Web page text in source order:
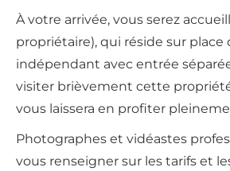
À votre arrivée, vous serez
propriétaire), qui réside sur
indépendant avec entrée
visiter brièvement cette
vous laissera en profiter
Photographes et vidéastes
vous renseigner sur les tarifs et